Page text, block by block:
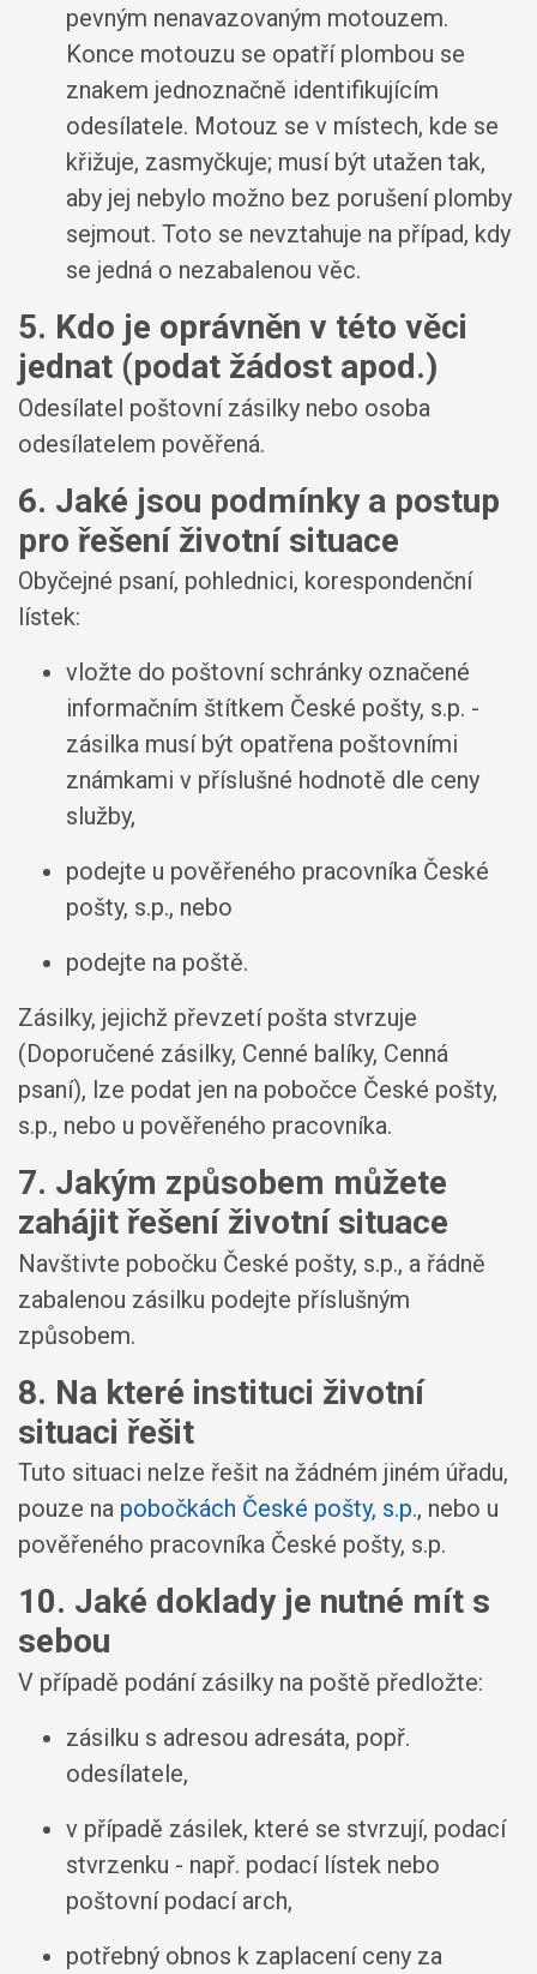
pevným nenavazovaným motouzem.
Konce motouzu se opatří plombou se
znakem jednoznačně identifikujícím
odesílatele. Motouz se v místech, kde se
křižuje, zasmyčkuje; musí být utažen tak,
aby jej nebylo možno bez porušení plomby
sejmout. Toto se nevztahuje na případ, kdy
se jedná o nezabalenou věc.
5. Kdo je oprávněn v této věci
jednat (podat žádost apod.)
Odesílatel poštovní zásilky nebo osoba
odesílatelem pověřená.
6. Jaké jsou podmínky a postup
pro řešení životní situace
Obyčejné psaní, pohlednici, korespondenční
lístek:
vložte do poštovní schránky označené
informačním štítkem České pošty, s.p. -
zásilka musí být opatřena poštovními
známkami v příslušné hodnotě dle ceny
služby,
podejte u pověřeného pracovníka České
pošty, s.p., nebo
podejte na poště.
Zásilky, jejichž převzetí pošta stvrzuje
(Doporučené zásilky, Cenné balíky, Cenná
psaní), lze podat jen na pobočce České pošty,
s.p., nebo u pověřeného pracovníka.
7. Jakým způsobem můžete
zahájit řešení životní situace
Navštivte pobočku České pošty, s.p., a řádně
zabalenou zásilku podejte příslušným
způsobem.
8. Na které instituci životní
situaci řešit
Tuto situaci nelze řešit na žádném jiném úřadu,
pouze na pobočkách České pošty, s.p., nebo u
pověřeného pracovníka České pošty, s.p.
10. Jaké doklady je nutné mít s
sebou
V případě podání zásilky na poště předložte:
zásilku s adresou adresáta, popř.
odesílatele,
v případě zásilek, které se stvrzují, podací
stvrzenku - např. podací lístek nebo
poštovní podací arch,
potřebný obnos k zaplacení ceny za